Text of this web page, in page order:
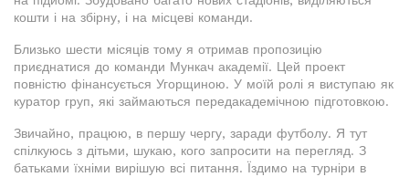
кошти і на збірну, і на місцеві команди.
Близько шести місяців тому я отримав пропозицію
приєднатися до команди Мункач академії. Цей проект
повністю фінансується Угорщиною. У моїй ролі я виступаю як
куратор груп, які займаються передакадемічною підготовкою.
Звичайно, працюю, в першу чергу, заради футболу. Я тут
спілкуюсь з дітьми, шукаю, кого запросити на перегляд. З
батьками їхніми вирішую всі питання. Їздимо на турніри в